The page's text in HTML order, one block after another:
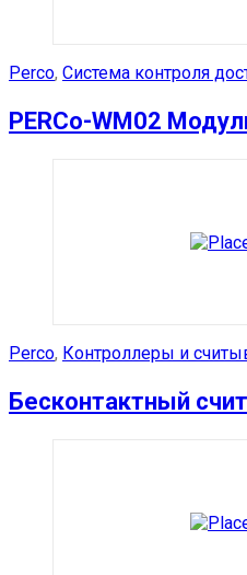
Perco, Система контроля
PERCo-WM02
Perco, Контроллеры и
Бесконтактный